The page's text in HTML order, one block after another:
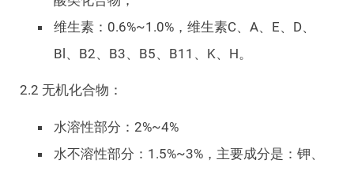
维生素：0.6%~1.0%，维生素C、A、E、D、
Bl、B2、B3、B5、B11、K、H。
2.2 无机化合物：
水溶性部分：2%~4%
水不溶性部分：1.5%~3%，主要成分是：钾、